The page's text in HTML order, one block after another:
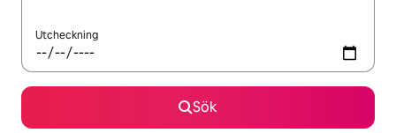
Utcheckning
Sök